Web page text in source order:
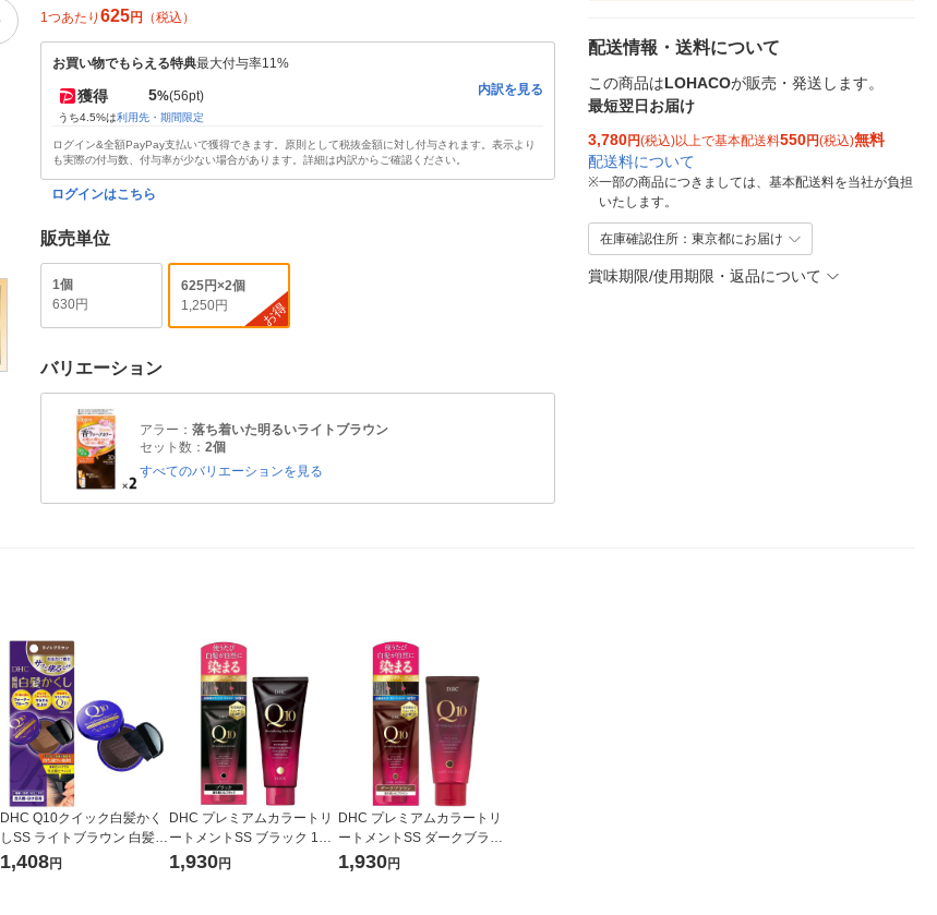
1つあたり 625円 （税込）
お買い物でもらえる特典最大付与率11%
獲得 5%(56pt)
うち4.5%は利用先・期間限定
内訳を見る
ログイン&全額PayPay支払いで獲得できます。原則として税抜金額に対し付与されます。表示より
も実際の付与数、付与率が少ない場合があります。詳細は内訳からご確認ください。
ログインはこちら
販売単位
1個
630円
625円×2個
1,250円
お得
バリエーション
アラー： 落ち着いた明るいライトブラウン
セット数： 2個
すべてのバリエーションを見る
配送情報・送料について
この商品はLOHACOが販売・発送します。
最短翌日お届け
3,780円(税込)以上で基本配送料550円(税込)無料
配送料について
※一部の商品につきましては、基本配送料を当社が負担
いたします。
在庫確認住所：東京都にお届け
賞味期限/使用期限・返品について
DHC Q10クイック白髪かく
しSS ライトブラウン 白髪染
め・白髪ケア・ヘアカラ
1,408円
DHC プレミアムカラートリ
ートメントSS ブラック 150
g 白髪染め・白髪ケア・ヘア
1,930円
DHC プレミアムカラートリ
ートメントSS ダークブラウ
ン 150g 白髪染め・白髪ケ
1,930円